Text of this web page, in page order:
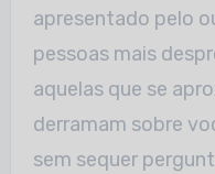
apresentado pelo
pessoas mais
aquelas que se
derramam sobre
sem sequer